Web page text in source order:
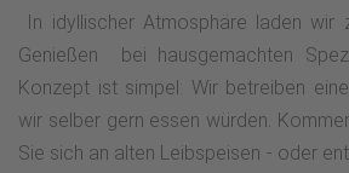
In idyllischer Atmosphäre laden wir
Genießen bei hausgemachten
Konzept ist simpel: Wir betreiben
wir selber gern essen würden.
Sie sich an alten Leibspeisen - oder